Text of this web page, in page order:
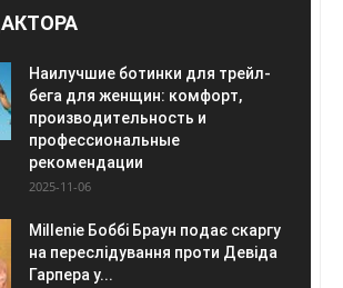
Наилучшие ботинки для трейл-
бега для женщин: комфорт,
производительность и
профессиональные
рекомендации
2025-11-06
Millenie Боббі Браун подає скаргу
на переслідування проти Девіда
Гарпера у...